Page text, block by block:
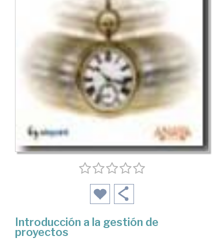
Introducción a la gestión de
proyectos